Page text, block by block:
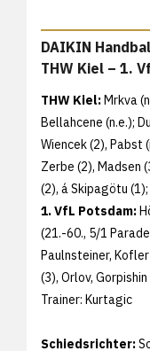
DAIKIN
THW Kiel – 1.
THW Kiel: Mrkva
Bellahcene (n.e.);
Wiencek (2), Pabst
Zerbe (2), Madsen
(2), á Skipagötu
1. VfL Potsdam:
(21.-60., 5/1
Paulnsteiner,
(3), Orlov, Gorpishin
Trainer: Kurtagic
Schiedsrichter: